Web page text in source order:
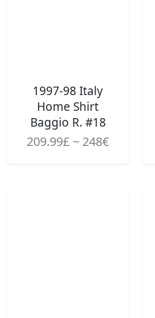
1997-98 Italy
Home Shirt
Baggio R. #18
209.99£ ~ 248€